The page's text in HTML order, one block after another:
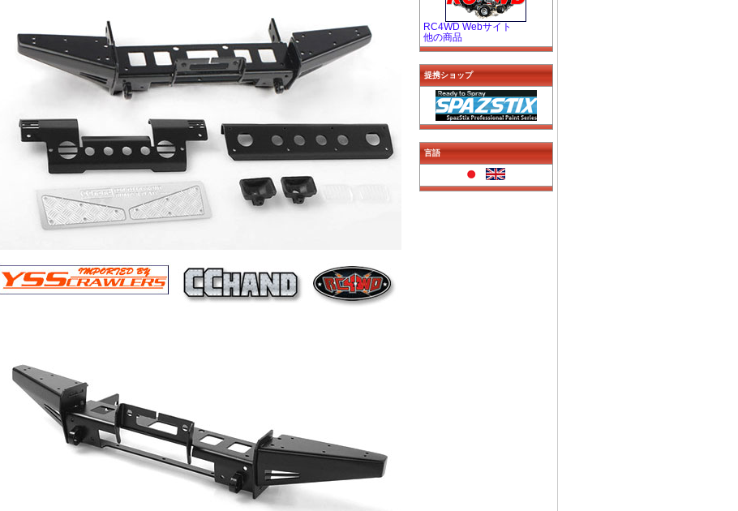
RC4WD Webサイト
他の商品
提携ショップ
言語